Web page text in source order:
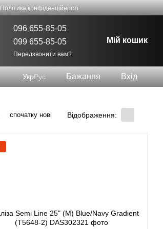
Політика конфіденційності
096 655-85-05
099 655-85-05
Передзвонити вам?
Мій кошик
УкрРус Бажання Вхід
спочатку нові Відображення: